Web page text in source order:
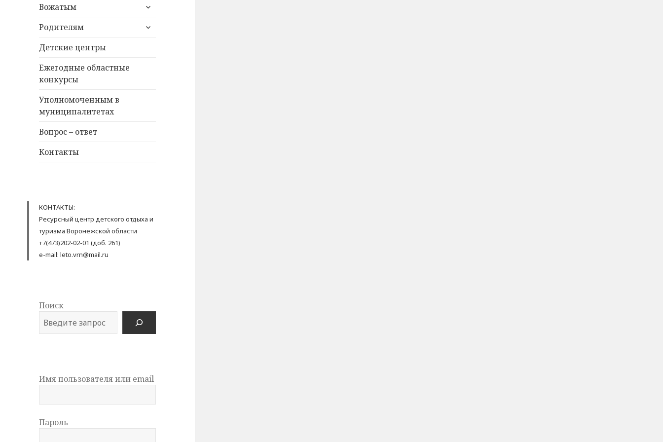
Вожатым
раскрыть
меню
Родителям
раскрыть
Детские центры
Ежегодные областные
конкурсы
Уполномоченным в
муниципалитетах
Вопрос – ответ
Контакты
КОНТАКТЫ:
Ресурсный центр детского отдыха и
туризма Воронежской области
+7(473)202-02-01 (доб. 261)
e-mail: leto.vrn@mail.ru
Поиск
Имя пользователя или email
Пароль